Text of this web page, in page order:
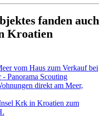
fanden auch
Kroatien
direkt am Meer,